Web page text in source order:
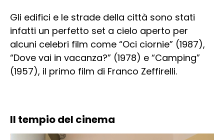
Gli edifici e le strade della città sono stati
infatti un perfetto set a cielo aperto per
alcuni celebri film come “Oci ciornie” (1987),
“Dove vai in vacanza?” (1978) e “Camping”
(1957), il primo film di Franco Zeffirelli.
Il tempio del cinema